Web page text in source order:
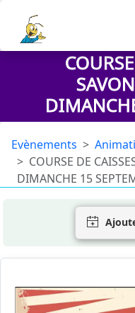
Evènements
COURSE DE
DIMANCHE 15